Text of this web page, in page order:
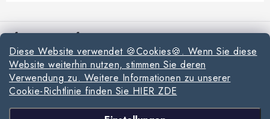
Diese Website verwendet 🍪Cookies🍪. Wenn Sie diese
Website weiterhin nutzen, stimmen Sie deren
Verwendung zu. Weitere Informationen zu unserer
Cookie-Richtlinie finden Sie HIER ZDE
u
ß Informationen für Sie
Reklamationen und Rücksendungen
Richtlinien zur Verwendung von Cookies
Datenschutzerklärung
Wir akzeptieren online-Zahlungen